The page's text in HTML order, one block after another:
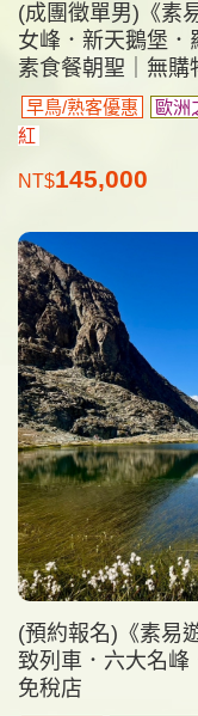
(成團徵單男)《素
女峰．新天鵝堡
素食餐朝聖｜無購
早鳥/熟客優惠 歐洲
紅
NT$145,000
(預約報名)《素易
致列車．六大名峰
免稅店